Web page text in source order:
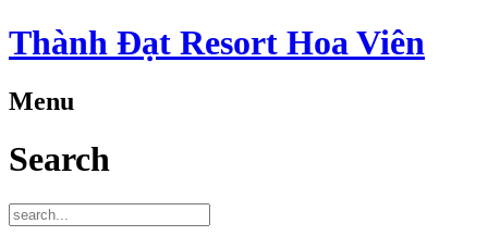
Thành Đạt Resort Hoa Viên
Menu
Search